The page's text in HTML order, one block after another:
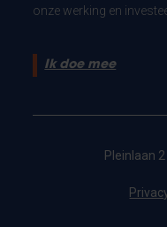
onze werking en
Ik doe mee
Pleinlaan